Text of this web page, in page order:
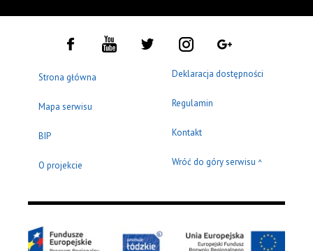
Strona główna
Mapa serwisu
BIP
O projekcie
Deklaracja dostępności
Regulamin
Kontakt
Wróć do góry serwisu ^